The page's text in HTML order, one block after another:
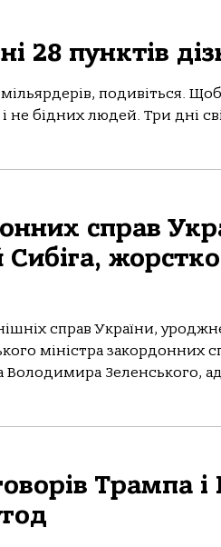
28 пунктів
подивіться.
не бідних людей. Три дні
справ
справ України,
міністра закордонних
Володимира Зеленського,
Трампа і